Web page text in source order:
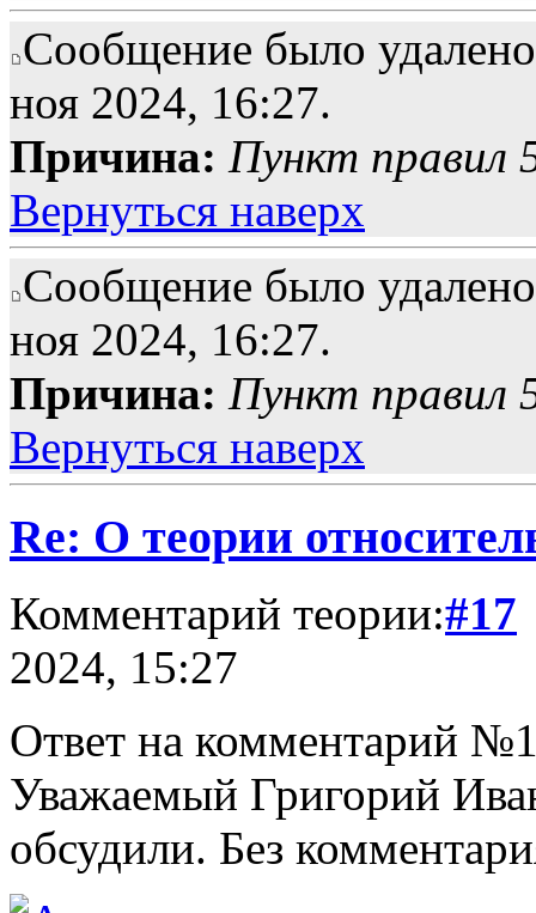
Сообщение было
ноя 2024, 16:27.
Причина: Пункт правил
Вернуться наверх
Сообщение было
ноя 2024, 16:27.
Причина: Пункт правил
Вернуться наверх
Re: О теории
Комментарий теории:#17
2024, 15:27
Ответ на комментарий
Уважаемый Григорий
обсудили. Без